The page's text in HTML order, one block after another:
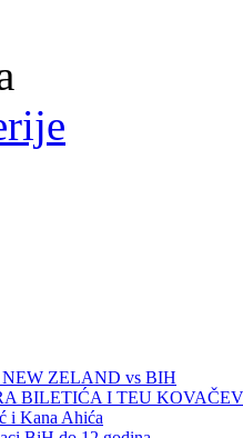
ZELAND vs BIH
BILETIĆA I TEU
i Kana Ahića